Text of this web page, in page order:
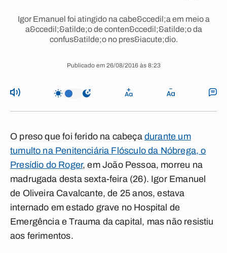
Igor Emanuel foi atingido na cabe&ccedil;a em meio a
a&ccedil;&atilde;o de conten&ccedil;&atilde;o da
confus&atilde;o no pres&iacute;dio.
Publicado em 26/08/2016 às 8:23
O preso que foi ferido na cabeça durante um
tumulto na Penitenciária Flósculo da Nóbrega, o
Presídio do Roger, em João Pessoa, morreu na
madrugada desta sexta-feira (26). Igor Emanuel
de Oliveira Cavalcante, de 25 anos, estava
internado em estado grave no Hospital de
Emergência e Trauma da capital, mas não resistiu
aos ferimentos.